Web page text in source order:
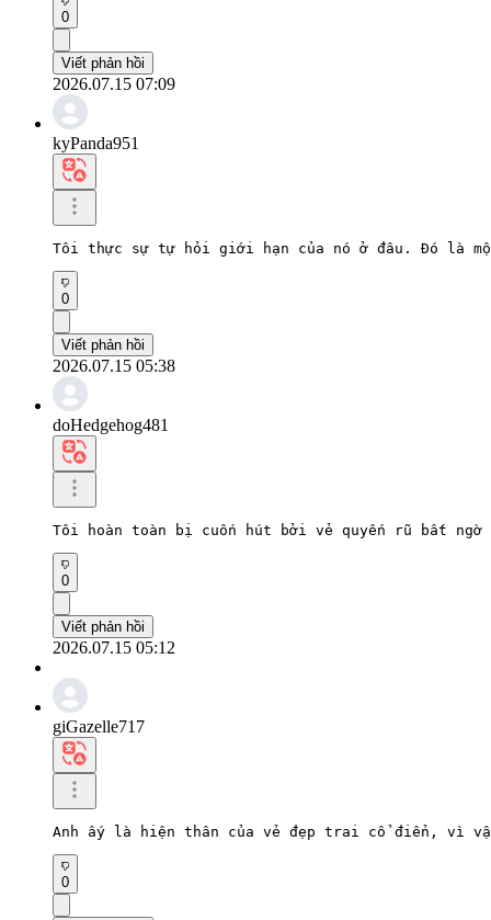
0
Viết phản hồi
2026.07.15 07:09
kyPanda951
Tôi thực sự tự hỏi giới hạn của nó ở đâu. Đó là
0
Viết phản hồi
2026.07.15 05:38
doHedgehog481
Tôi hoàn toàn bị cuốn hút bởi vẻ quyến rũ bất
0
Viết phản hồi
2026.07.15 05:12
giGazelle717
Anh ấy là hiện thân của vẻ đẹp trai cổ điển, vì
0